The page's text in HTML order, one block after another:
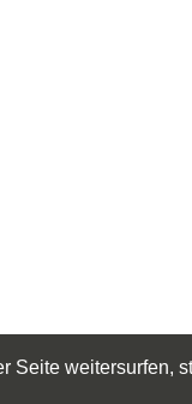
Seite weitersurfen,